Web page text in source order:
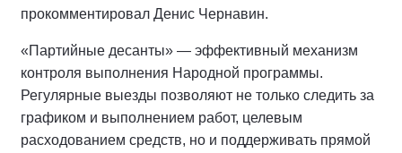
прокомментировал Денис Чернавин.
«Партийные десанты» — эффективный механизм
контроля выполнения Народной программы.
Регулярные выезды позволяют не только следить за
графиком и выполнением работ, целевым
расходованием средств, но и поддерживать прямой